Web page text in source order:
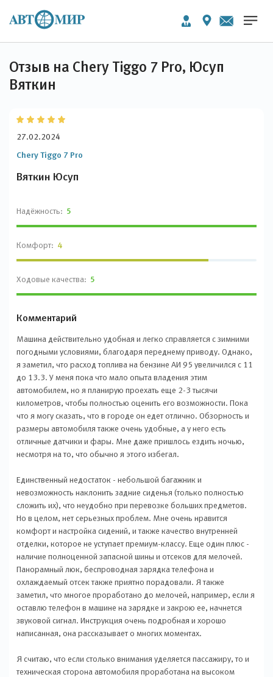
Отзыв на Chery Tiggo 7 Pro, Юсуп
Вяткин
Вяткин Юсуп
Chery Tiggo 7 Pro
27.02.2024
Надёжность: 5
Комфорт: 4
Ходовые качества: 5
Комментарий
Машина действительно удобная и легко справляется с зимними
погодными условиями, благодаря переднему приводу. Однако,
я заметил, что расход топлива на бензине АИ 95 увеличился с 11
до 13.3. У меня пока что мало опыта владения этим
автомобилем, но я планирую проехать еще 2-3 тысячи
километров, чтобы полностью оценить его возможности. Пока
что я могу сказать, что в городе он едет отлично. Обзорность и
размеры автомобиля также очень удобные, а у него есть
отличные датчики и фары. Мне даже пришлось ездить ночью,
несмотря на то, что обычно я этого избегал.
Единственный недостаток - небольшой багажник и
невозможность наклонить задние сиденья (только полностью
сложить их), что неудобно при перевозке больших предметов.
Но в целом, нет серьезных проблем. Мне очень нравится
комфорт и настройка сидений, и также качество внутренней
отделки, которое не уступает премиум-классу. Еще один плюс -
наличие полноценной запасной шины и отсеков для мелочей.
Панорамный люк, беспроводная зарядка телефона и
охлаждаемый отсек также приятно порадовали. Я также
заметил, что многое проработано до мелочей, например, если я
оставлю телефон в машине на зарядке и закрою ее, начнется
звуковой сигнал. Инструкция очень подробная и хорошо
написанная, она рассказывает о многих моментах.
Я считаю, что если столько внимания уделяется пассажиру, то и
техническая сторона автомобиля проработана на высоком